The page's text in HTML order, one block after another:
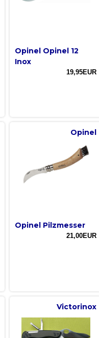
Opinel Opinel 12
Inox
19,95EUR
Opinel
Opinel Pilzmesser
21,00EUR
Victorinox